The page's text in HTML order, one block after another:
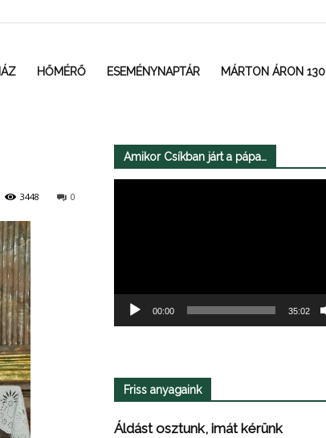
HŐMÉRŐ ESEMÉNYNAPTÁR MÁRTON ÁRON 130
0
3448
Amikor Csíkban járt a pápa…
00:00 35:02
Friss anyagaink
Áldást osztunk, imát kérünk